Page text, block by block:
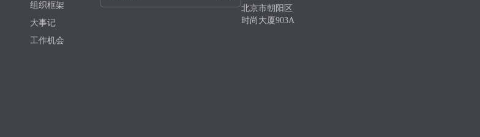
组织框架
大事记
工作机会
北京市朝阳区
时尚大厦903A